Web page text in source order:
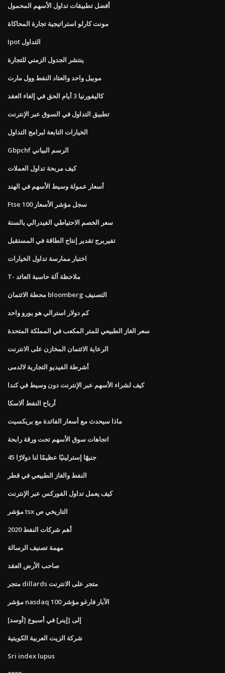
أفضل تطبيقات تداول الأسهم المحمول
مونت كارلو استراتيجية تجارة المحاكاة
Ipot التداول
ينتشر الجدول الزمني للتجارة
موبيل واحد والعتاد النفط وول مارت
كاليفورنيا 3 أيام الحق في إلغاء العقد
تطبيق التداول في السوق عبر الإنترنت
الخيارات التابعة لبرامج التداول
Gbpchf الرسم البياني
كيف مربحة تداول العملات
أسعار عمولة وسيط الأسهم في الهند
Ftse 100 سجل مؤشر الأسعار
سعر الخصم الاحتياطي الفيدرالي بالسنة
تفيربرج تقدير إنتاج الطاقة في المستقبل
اختبار ممارسة تداول الخيارات
T- ملاحظة آلة حاسبة العائد
محطة الائتمان bloomberg التصنيف
كم دولار استرالي هو يورو واحد
سعر الغاز الطبيعي للمتر المكعب في المملكة المتحدة
الرعاية الائتمان المخازن على الانترنت
أشرطة الفيديو التجارية لالدمى
كيف لشراء الأسهم عبر الإنترنت دون وسيط في كندا
أرباح النفط ألاسكا
ماذا سيحدث مع أسعار الفائدة مع بريكسيت
اتجاهات سوق الأسهم تحت ورقة رابحة
45 جنيهًا إسترلينيًا عظيمًا لنا دولارًا
النفط والغاز الطبيعي في قطر
كيف يعمل تداول الفوركس عبر الإنترنت
مؤشر tsx التاريخي ص
أهم شركات النفط 2020
مهمة تصنيف الرسالة
صاحب الأرض العقد
متجر dillards متجر على الانترنت
مؤشر nasdaq 100 الآبار فارغو مؤشر
[أوسد] إلى [إينر] في أسبوع
شركة الزيت العربية الكويتية
Sri index lupus